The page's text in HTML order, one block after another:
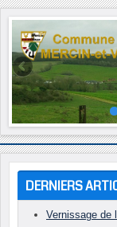
DERNIERS
Vernissage de
Année
précédente
Mois
précédent
Année
suivante
Mois
suivant